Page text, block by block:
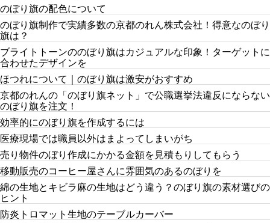
のぼり旗の配色について
のぼり旗制作で実績多数の京都のれん株式会社！得意なのぼり
旗は？
ブライトトーンののぼり旗はカジュアルな印象！ターゲットに
合わせたデザインを
ほつれについて｜のぼり旗は激安がおすすめ
京都のれんの「のぼり旗ネット」で公職選挙法違反にならない
のぼり旗を注文！
効率的にのぼり旗を作成するには
医療現場では職員以外はまよってしまいがち
売り物件のぼり作成にかかる金額を見積もりしてもらう
移動販売のコーヒー屋さんに雰囲気のあるのぼりを
綿の生地とキビラ麻の生地はどう違う？のぼり旗の素材選びの
ヒント
防炎トロマット生地のテーブルカーバー